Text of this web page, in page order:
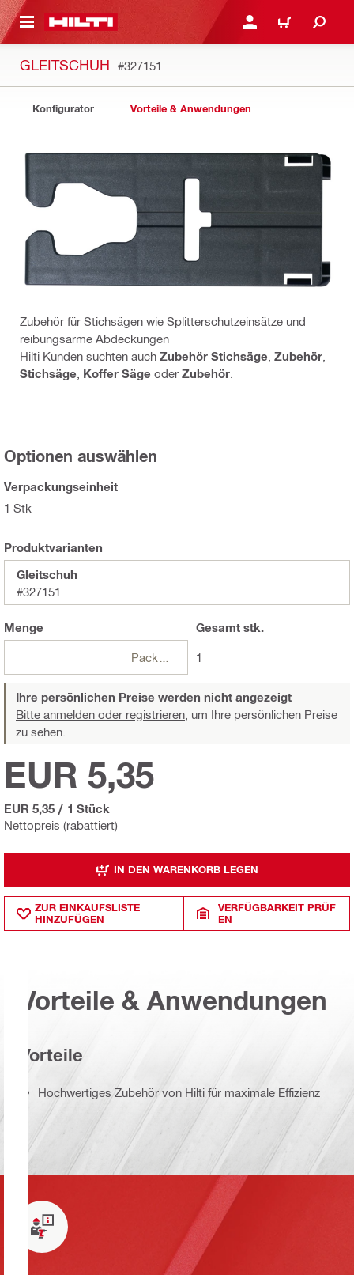
ANMELDEN ODER
WARENKORB
GLEITSCHUH #327151
Konfigurator Vorteile & Anwendungen
Zubehör für Stichsägen wie Splitterschutzeinsätze und
reibungsarme Abdeckungen
Hilti Kunden suchten auch Zubehör Stichsäge Zubehör
Stichsäge Koffer Säge oder Zubehör
Optionen auswählen
Verpackungseinheit
1 Stk
Produktvarianten
Gleitschuh
#327151
Menge
Packungen
Gesamtstk.
1
Ihre persönlichen Preise werden nicht angezeigt
Bitte anmelden oder registrieren, um Ihre persönlichen Preise
zu sehen.
Nettopreis (rabattiert)
EUR 5,35
EUR 5,35 / 1 Stück
IN DEN WARENKORB LEGEN
ZUR EINKAUFSLISTE
HINZUFÜGEN
VERFÜGBARKEIT PRÜF
EN
Vorteile & Anwendungen
Vorteile
Hochwertiges Zubehör von Hilti für maximale Effizienz